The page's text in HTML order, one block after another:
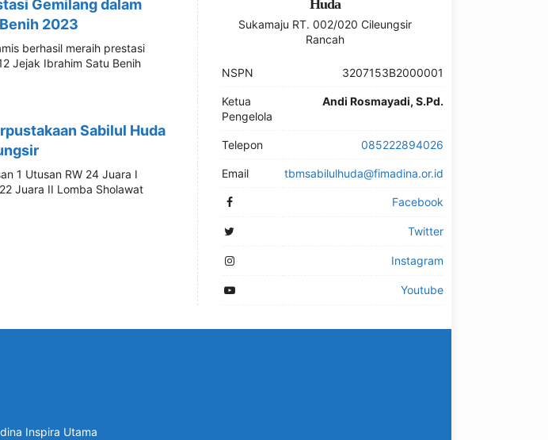
Gemilang dalam
2023
berhasil meraih prestasi
Jejak Ibrahim Satu Benih
Sabilul Huda
1 Utusan RW 24 Juara I
Juara II Lomba Sholawat
Huda
Sukamaju RT. 002/020 Cileungsir
Rancah
NSPN 3207153B2000001
Ketua
Pengelola
Andi Rosmayadi, S.Pd.
Telepon 085222894026
Email tbmsabilulhuda@fimadina.or.id
Facebook
Twitter
Instagram
Youtube
Inspira Utama